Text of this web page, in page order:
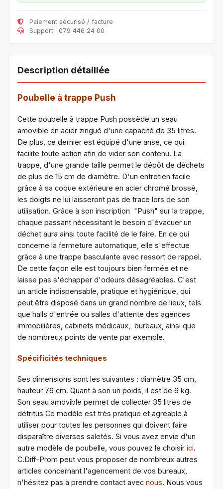
Paiement sécurisé / facture
Support : 079 446 24 00
Description détaillée
Poubelle à trappe Push
Cette poubelle à trappe Push possède un seau
amovible en acier zingué d'une capacité de 35 litres.
De plus, ce dernier est équipé d'une anse, ce qui
facilite toute action afin de vider son contenu. La
trappe, d'une grande taille permet le dépôt de déchets
de plus de 15 cm de diamètre. D'un entretien facile
grâce à sa coque extérieure en acier chromé brossé,
les doigts ne lui laisseront pas de trace lors de son
utilisation. Grâce à son inscription "Push" sur la trappe,
chaque passant nécessitant le besoin d'évacuer un
déchet aura ainsi toute facilité de le faire. En ce qui
concerne la fermeture automatique, elle s'effectue
grâce à une trappe basculante avec ressort de rappel.
De cette façon elle est toujours bien fermée et ne
laisse pas s'échapper d'odeurs désagréables. C'est
un article indispensable, pratique et hygiénique, qui
peut être disposé dans un grand nombre de lieux, tels
que halls d'entrée ou salles d'attente des agences
immobilières, cabinets médicaux, bureaux, ainsi que
de nombreux points de vente par exemple.
Spécificités techniques
Ses dimensions sont les suivantes : diamètre 35 cm,
hauteur 76 cm. Quant à son un poids, il est de 6 kg.
Son seau amovible permet de collecter 35 litres de
détritus Ce modèle est très pratique et agréable à
utiliser pour toutes les personnes qui doivent faire
disparaître diverses saletés. Si vous avez envie d'un
autre modèle de poubelle, vous pouvez le choisir ici.
C.Diff-Prom peut vous proposer de nombreux autres
articles concernant l'agencement de vos bureaux,
n'hésitez pas à prendre contact avec nous. Nous vous